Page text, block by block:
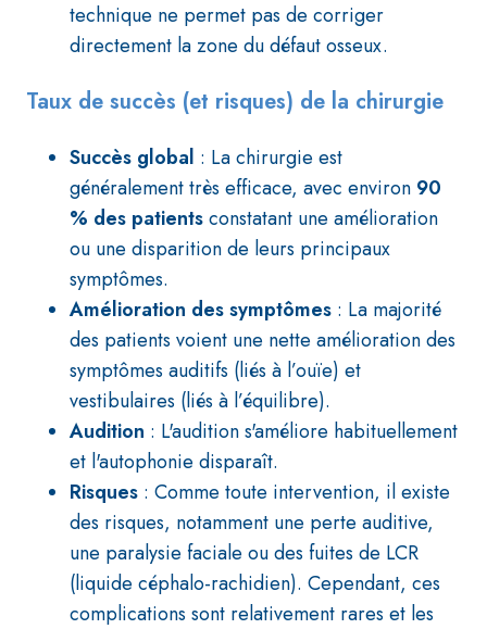
technique ne permet pas de corriger
directement la zone du défaut osseux.
Taux de succès (et risques) de la chirurgie
Succès global : La chirurgie est
généralement très efficace, avec environ 90
% des patientsconstatant une amélioration
ou une disparition de leurs principaux
symptômes.
Amélioration des symptômes : La majorité
des patients voient une nette amélioration des
symptômes auditifs (liés à l’ouïe) et
vestibulaires (liés à l’équilibre).
Audition : L'audition s'améliore habituellement
et l'autophonie disparaît.
Risques : Comme toute intervention, il existe
des risques, notamment une perte auditive,
une paralysie faciale ou des fuites de LCR
(liquide céphalo-rachidien). Cependant, ces
complications sont relativement rares et les